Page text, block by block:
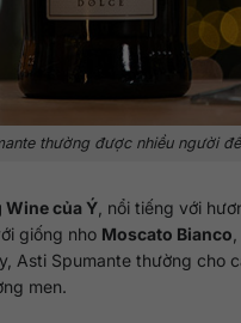
thường được nhiều người
của Ý , nổi tiếng với
giống nho Moscato Bianco
Asti Spumante thường cho
men.